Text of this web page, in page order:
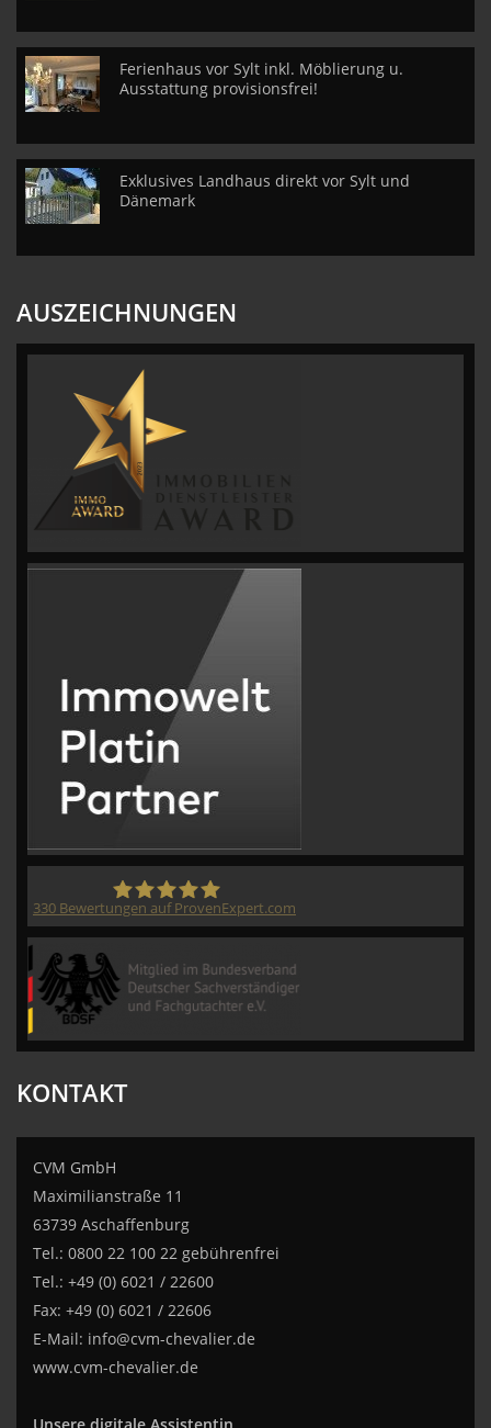
Ferienhaus vor Sylt inkl. Möblierung u.
Ausstattung provisionsfrei!
Exklusives Landhaus direkt vor Sylt und
Dänemark
AUSZEICHNUNGEN
330 Bewertungen auf ProvenExpert.com
KONTAKT
CVM GmbH
Maximilianstraße 11
63739 Aschaffenburg
Tel.: 0800 22 100 22 gebührenfrei
Tel.: +49 (0) 6021 / 22600
Fax: +49 (0) 6021 / 22606
E-Mail: info@cvm-chevalier.de
www.cvm-chevalier.de